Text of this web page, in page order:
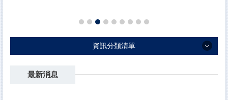
資訊分類清單
最新消息